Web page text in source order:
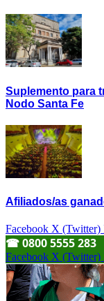
Suplemento para
Nodo Santa Fe
Afiliados/as
Facebook X (Twitter)
☎︎ 0800 5555 283
Facebook X (Twitter)